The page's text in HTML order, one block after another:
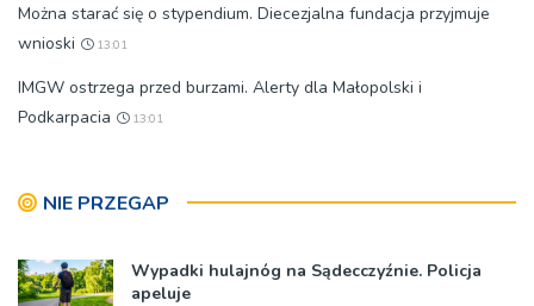
Można starać się o stypendium. Diecezjalna fundacja przyjmuje
wnioski
13:01
IMGW ostrzega przed burzami. Alerty dla Małopolski i
Podkarpacia
13:01
NIE PRZEGAP
Wypadki hulajnóg na Sądecczyźnie. Policja
apeluje